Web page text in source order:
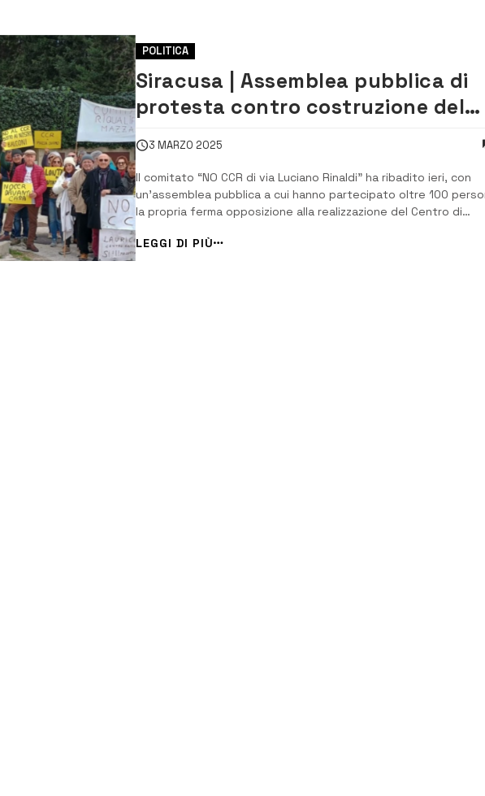
POLITICA
Siracusa | Assemblea pubblica di
protesta contro costruzione del
CCR di via Luciano Rinaldi
3 MARZO 2025
Il comitato “NO CCR di via Luciano Rinaldi” ha ribadito ieri, con
un’assemblea pubblica a cui hanno partecipato oltre 100
la propria ferma opposizione alla realizzazione del Centro di
Conferimento Rifiuti (CCR) in via Luciano Rinaldi, a Cassibile.
L’assemblea è stata moderata da Lucia Buonconsiglio,
coordinatrice del comitato pe...
LEGGI DI PIÙ